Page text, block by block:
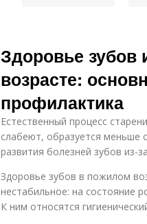
Здоровье зубов
возрасте:
профилактика
Естественный процесс
слабеют, образуется меньше
развития болезней зубов из-
Здоровье зубов в пожилом
нестабильное: на состояние
К ним относятся